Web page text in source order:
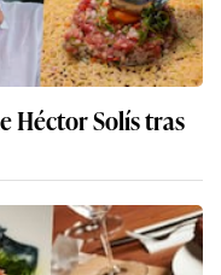
Héctor Solís tras